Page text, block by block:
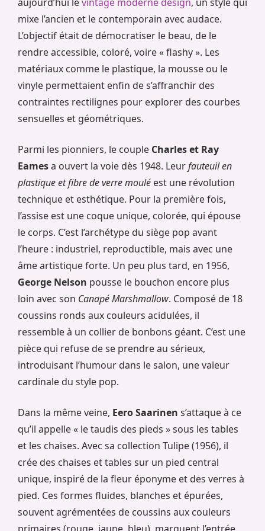
mixe l’ancien et le contemporain avec audace.
L’objectif était de démocratiser le beau, de le
rendre accessible, coloré, voire « flashy ». Les
matériaux comme le plastique, la mousse ou le
vinyle permettaient enfin de s’affranchir des
contraintes rectilignes pour explorer des courbes
sensuelles et géométriques.
Parmi les pionniers, le couple Charles et Ray
Eamesa ouvert la voie dès 1948. Leurfauteuil en
plastique et fibre de verre moulé est une révolution
technique et esthétique. Pour la première fois,
l’assise est une coque unique, colorée, qui épouse
le corps. C’est l’archétype du siège pop avant
l’heure : industriel, reproductible, mais avec une
âme artistique forte. Un peu plus tard, en 1956,
George Nelson pousse le bouchon encore plus
loin avec son Canapé Marshmallow. Composé de 18
coussins ronds aux couleurs acidulées, il
ressemble à un collier de bonbons géant. C’est une
pièce qui refuse de se prendre au sérieux,
introduisant l’humour dans le salon, une valeur
cardinale du style pop.
Dans la même veine, Eero Saarinen s’attaque à ce
qu’il appelle « le taudis des pieds » sous les tables
et les chaises. Avec sa collection Tulipe (1956), il
crée des chaises et tables sur un pied central
unique, inspiré de la fleur éponyme et des verres à
pied. Ces formes fluides, blanches et épurées,
souvent agrémentées de coussins aux couleurs